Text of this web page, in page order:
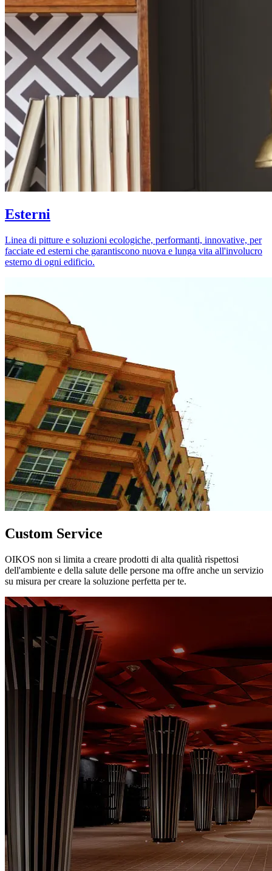
Esterni
Linea di pitture e soluzioni ecologiche, performanti, innovative, per
facciate ed esterni che garantiscono nuova e lunga vita all'involucro
esterno di ogni edificio.
Custom Service
OIKOS non si limita a creare prodotti di alta qualità rispettosi
dell'ambiente e della salute delle persone ma offre anche un servizio
su misura per creare la soluzione perfetta per te.